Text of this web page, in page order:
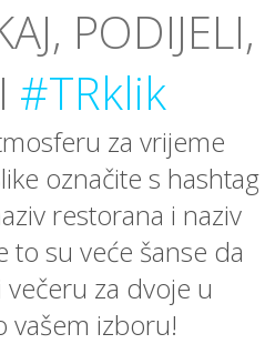
PODIJELI,
#TRklik
za vrijeme
označite s hashtag
restorana i naziv
to su veće šanse da
za dvoje u
vašem izboru!